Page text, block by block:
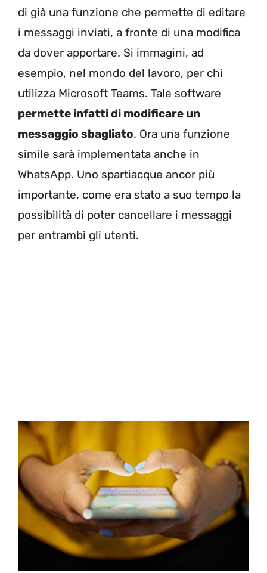
di già una funzione che permette di editare
i messaggi inviati, a fronte di una modifica
da dover apportare. Si immagini, ad
esempio, nel mondo del lavoro, per chi
utilizza Microsoft Teams. Tale software
permette infatti di modificare un
messaggio sbagliato. Ora una funzione
simile sarà implementata anche in
WhatsApp. Uno spartiacque ancor più
importante, come era stato a suo tempo la
possibilità di poter cancellare i messaggi
per entrambi gli utenti.